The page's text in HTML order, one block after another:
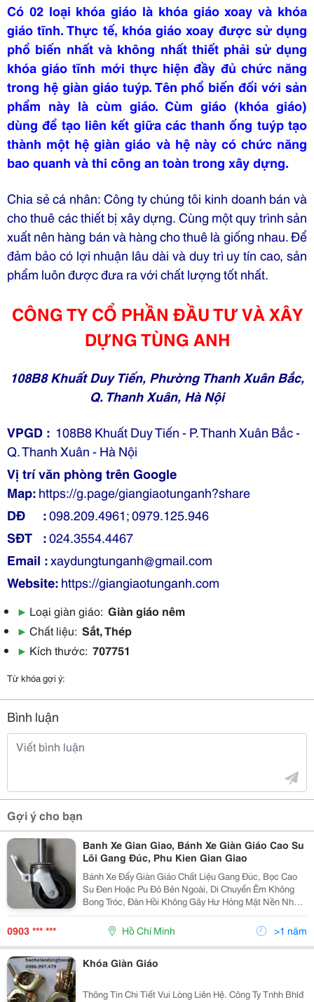
Có 02 loại khóa giáo là khóa giáo xoay và khóa
giáo tĩnh. Thực tế, khóa giáo xoay được sử dụng
phổ biến nhất và không nhất thiết phải sử dụng
khóa giáo tĩnh mới thực hiện đầy đủ chức năng
trong hệ giàn giáo tuýp. Tên phổ biến đối với sản
phẩm này là cùm giáo. Cùm giáo (khóa giáo)
dùng để tạo liên kết giữa các thanh ống tuýp tạo
thành một hệ giàn giáo và hệ này có chức năng
bao quanh và thi công an toàn trong xây dựng.
Chia sẻ cá nhân: Công ty chúng tôi kinh doanh bán và
cho thuê các thiết bị xây dựng. Cùng một quy trình sản
xuất nên hàng bán và hàng cho thuê là giống nhau. Để
đảm bảo có lợi nhuận lâu dài và duy trì uy tín cao, sản
phẩm luôn được đưa ra với chất lượng tốt nhất.
CÔNG TY CỔ PHẦN ĐẦU TƯ VÀ XÂY
DỰNG TÙNG ANH
108B8 Khuất Duy Tiến, Phường Thanh Xuân Bắc,
Q. Thanh Xuân, Hà Nội
VPGD : 108B8 Khuất Duy Tiến - P. Thanh Xuân Bắc -
Q. Thanh Xuân - Hà Nội
Vị trí văn phòng trên Google
Map:https://g.page/giangiaotunganh?share
DĐ :098.209.4961; 0979.125.946
SĐT :024.3554.4467
Email :xaydungtunganh@gmail.com
Website:https://giangiaotunganh.com
▶ Loại giàn giáo: Giàn giáo nêm
▶ Chất liệu: Sắt, Thép
▶ Kích thước: 707751
Từ khóa gợi ý:
Bình luận
Gợi ý cho bạn
Banh Xe Gian Giao, Bánh Xe Giàn Giáo Cao Su
Lõi Gang Đúc, Phu Kien Gian Giao
Bánh Xe Đẩy Giàn Giáo Chất Liệu Gang Đúc, Bọc Cao
Su Đen Hoặc Pu Đỏ Bên Ngoài, Di Chuyển Êm Không
Bong Tróc, Đàn Hồi Không Gây Hư Hỏng Mặt Nền Nhà
Khi Di Chuyển Giàn Giáo. Ổ Bi Đũa Giúp Di Chuyển Êm,
Càng Bánh Xe Làm Bằng Thép Trục Tiêu C
0903 *** *** Hồ Chí Minh >1 năm
Khóa Giàn Giáo
Thông Tin Chi Tiết Vui Lòng Liên Hệ. Công Ty Tnhh Bhlđ